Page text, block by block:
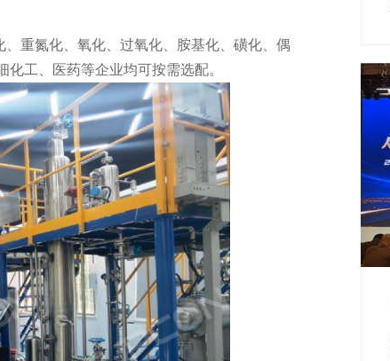
重氮化、氧化、过氧化、胺基化、磺化、偶
工、医药等企业均可按需选配。